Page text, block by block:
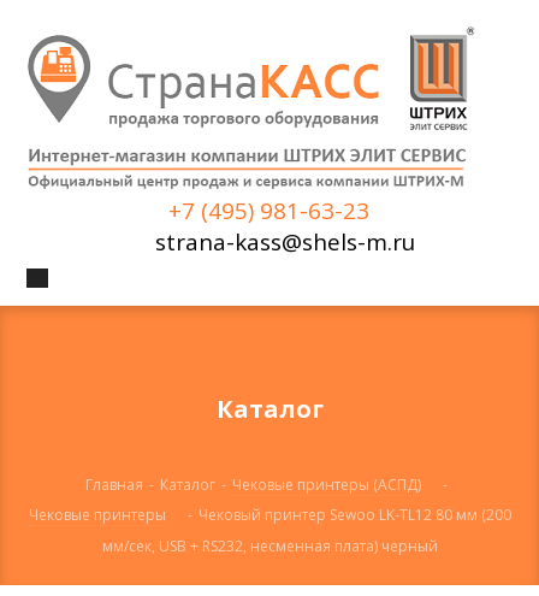
+7 (495) 981-63-23
strana-kass@shels-m.ru
Каталог
Главная - Каталог - Чековые принтеры (АСПД)
-
Чековые принтеры
- Чековый принтер Sewoo LK-TL12 80 мм (200
мм/сек, USB + RS232, несменная плата) черный